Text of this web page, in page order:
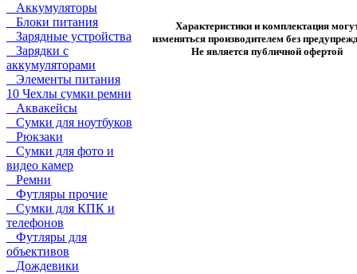
Аккумуляторы
Блоки питания
Зарядные устройства
Зарядки с
аккумуляторами
Элементы питания
10 Чехлы сумки ремни
Аквакейсы
Сумки для ноутбуков
Рюкзаки
Сумки для фото и
видео камер
Ремни
Футляры прочие
Сумки для КПК и
телефонов
Футляры для
объективов
Дождевики
Характеристики и комплектация
изменяться производителем без
Не является публичной офертой